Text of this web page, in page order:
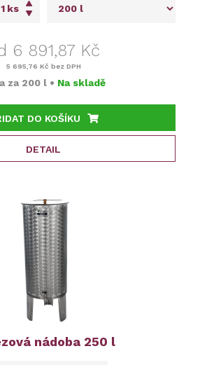
ks
6 891,87 Kč
5 695,76 Kč bez DPH
za 200 l • Na skladě
DO KOŠÍKU
DETAIL
nádoba 250 l